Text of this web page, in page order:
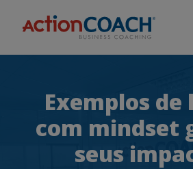
Exemplos de
com mindset
seus